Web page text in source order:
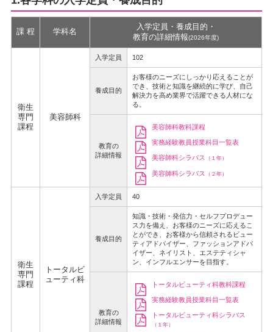
課 程 学科名
入学定員・養成目的・
教育の詳細情報(2026年度)
衛生
専門
課程
美容師科
入学定員 102
養成目的
お客様のニーズにしっかり応えることが
でき、技術と知識を継続的に学び、自己
解決力を高め業界で活躍できる人材にな
る。
教育の
詳細情報
美容師科教科課程
実務経験教員授業科目一覧表
美容師科シラバス （１年）
美容師科シラバス （２年）
衛生
専門
課程
トータルビ
ューティ科
入学定員 40
養成目的
知識・技術・発信力・セルフプロデュー
ス力を備え、お客様のニーズに応えるこ
とができ、お客様から信頼されるビュー
ティアドバイザー、ファッションアドバ
イザー、ネイリスト、エステティシャ
ン、インフルエンサーを目指す。
教育の
詳細情報
トータルビューティ科教科課程
実務経験教員授業科目一覧表
トータルビューティ科シラバス
（１年）